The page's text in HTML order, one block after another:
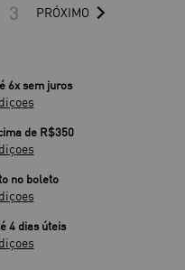
3 PRÓXIMO
6x sem juros
de R$350
no boleto
4 dias úteis